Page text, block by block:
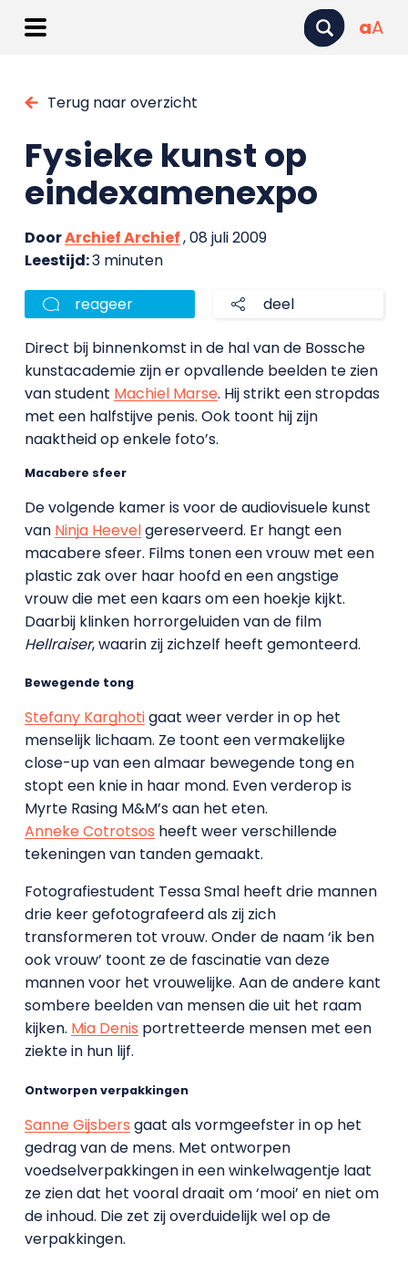
aA
Terug naar overzicht
Fysieke kunst op
eindexamenexpo
DoorArchief Archief, 08 juli 2009
Leestijd:3 minuten
reageer deel
Direct bij binnenkomst in de hal van de Bossche
kunstacademie zijn er opvallende beelden te zien
van student Machiel Marse. Hij strikt een stropdas
met een halfstijve penis. Ook toont hij zijn
naaktheid op enkele foto’s.
Macabere sfeer
De volgende kamer is voor de audiovisuele kunst
van Ninja Heevelgereserveerd. Er hangt een
macabere sfeer. Films tonen een vrouw met een
plastic zak over haar hoofd en een angstige
vrouw die met een kaars om een hoekje kijkt.
Daarbij klinken horrorgeluiden van de film
Hellraiser, waarin zij zichzelf heeft gemonteerd.
Bewegende tong
Stefany Karghotigaat weer verder in op het
menselijk lichaam. Ze toont een vermakelijke
close-up van een almaar bewegende tong en
stopt een knie in haar mond. Even verderop is
Myrte Rasing M&M’s aan het eten.
Anneke Cotrotsos heeft weer verschillende
tekeningen van tanden gemaakt.
Fotografiestudent Tessa Smal heeft drie mannen
drie keer gefotografeerd als zij zich
transformeren tot vrouw. Onder de naam ‘ik ben
ook vrouw’ toont ze de fascinatie van deze
mannen voor het vrouwelijke. Aan de andere kant
sombere beelden van mensen die uit het raam
kijken. Mia Denis portretteerde mensen met een
ziekte in hun lijf.
Ontworpen verpakkingen
Sanne Gijsbers gaat als vormgeefster in op het
gedrag van de mens. Met ontworpen
voedselverpakkingen in een winkelwagentje laat
ze zien dat het vooral draait om ‘mooi’ en niet om
de inhoud. Die zet zij overduidelijk wel op de
verpakkingen.